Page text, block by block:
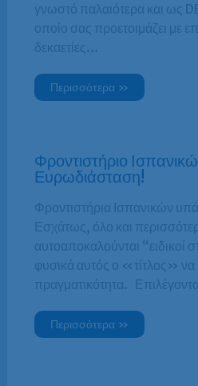
γνωστό παλαιότερα και ως
οποίο σας προετοιμάζει με
δεκαετίες…
Περισσότερα »
Φροντιστήριο
Ευρωδιάσταση!
Φροντιστήρια Ισπανικών
Εσχάτως, όλο και
αυτοαποκαλούνται “ειδικοί
φυσικά αυτός ο «τίτλος» να
πραγματικότητα.
Περισσότερα »